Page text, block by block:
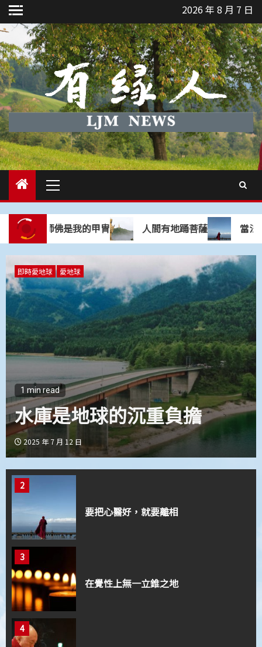
Skip
to
content
2026 年 8 月 7 日
Menu
藥師佛是我的甲冑 人間有地踊菩薩 當法師
即時愛地球 愛地球
1 min read
水庫是地球的沉重負擔
2025 年 7 月 12 日
在覺性上無一立錐之地
4
止惡行善的導航系統
5
心道法師：禪就是禪
1
心和平，才有真正的生態永續
2
要把心醫好，就要離相
3
在覺性上無一立錐之地
4